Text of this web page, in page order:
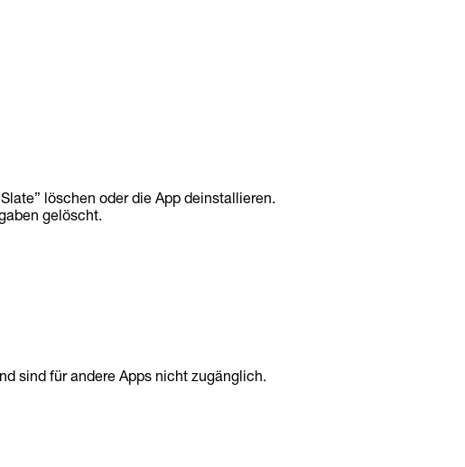
löschen oder die App deinstallieren.
gelöscht.
sind für andere Apps nicht zugänglich.